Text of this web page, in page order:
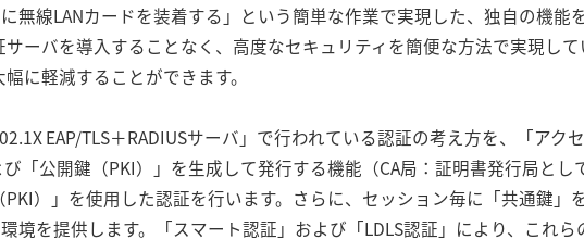
無線LANカードを装着する」という簡単な作業で実現した、独自の機能
ーバを導入することなく、高度なセキュリティを簡便な方法で実現し
に軽減することができます。
EAP/TLS＋RADIUSサーバ」で行われている認証の考え方を、「アク
「公開鍵（PKI）」を生成して発行する機能（CA局：証明書発行局とし
）」を使用した認証を行います。さらに、セッション毎に「共通鍵」
境を提供します。「スマート認証」および「LDLS認証」により、これ